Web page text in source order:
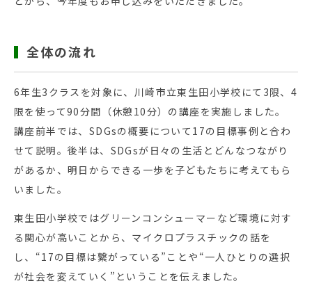
全体の流れ
6年生3クラスを対象に、川崎市立東生田小学校にて3限、4
限を使って90分間（休憩10分）の講座を実施しました。
講座前半では、SDGsの概要について17の目標事例と合わ
せて説明。後半は、SDGsが日々の生活とどんなつながり
があるか、明日からできる一歩を子どもたちに考えてもら
いました。
東生田小学校ではグリーンコンシューマーなど環境に対す
る関心が高いことから、マイクロプラスチックの話を
し、“17の目標は繋がっている”ことや“一人ひとりの選択
が社会を変えていく”ということを伝えました。